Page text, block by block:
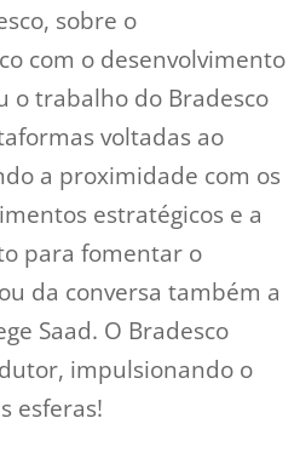
sobre o
com o desenvolvimento
o trabalho do Bradesco
voltadas ao
a proximidade com os
estratégicos e a
para fomentar o
da conversa também a
Saad. O Bradesco
impulsionando o
esferas!